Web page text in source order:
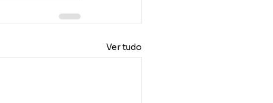
Ver tudo